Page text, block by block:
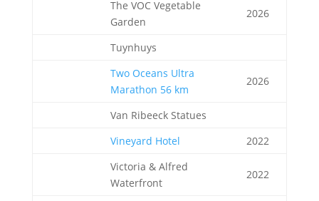
The VOC Vegetable
Garden
2026
Tuynhuys
Two Oceans Ultra
Marathon 56 km
2026
Van Ribeeck Statues
Vineyard Hotel
2022
Victoria & Alfred
Waterfront
2022